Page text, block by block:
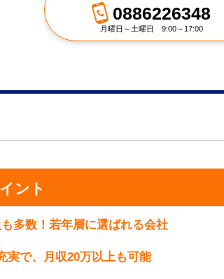
0886226348
月曜日～土曜日 9:00～17:00
ント
多数！若年層に選ばれる会社
で、月収20万以上も可能